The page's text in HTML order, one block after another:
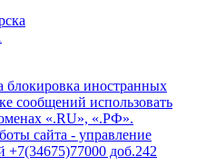
блокировка иностранных
сообщений использовать
«.RU», «.РФ».
сайта - управление
доб.242